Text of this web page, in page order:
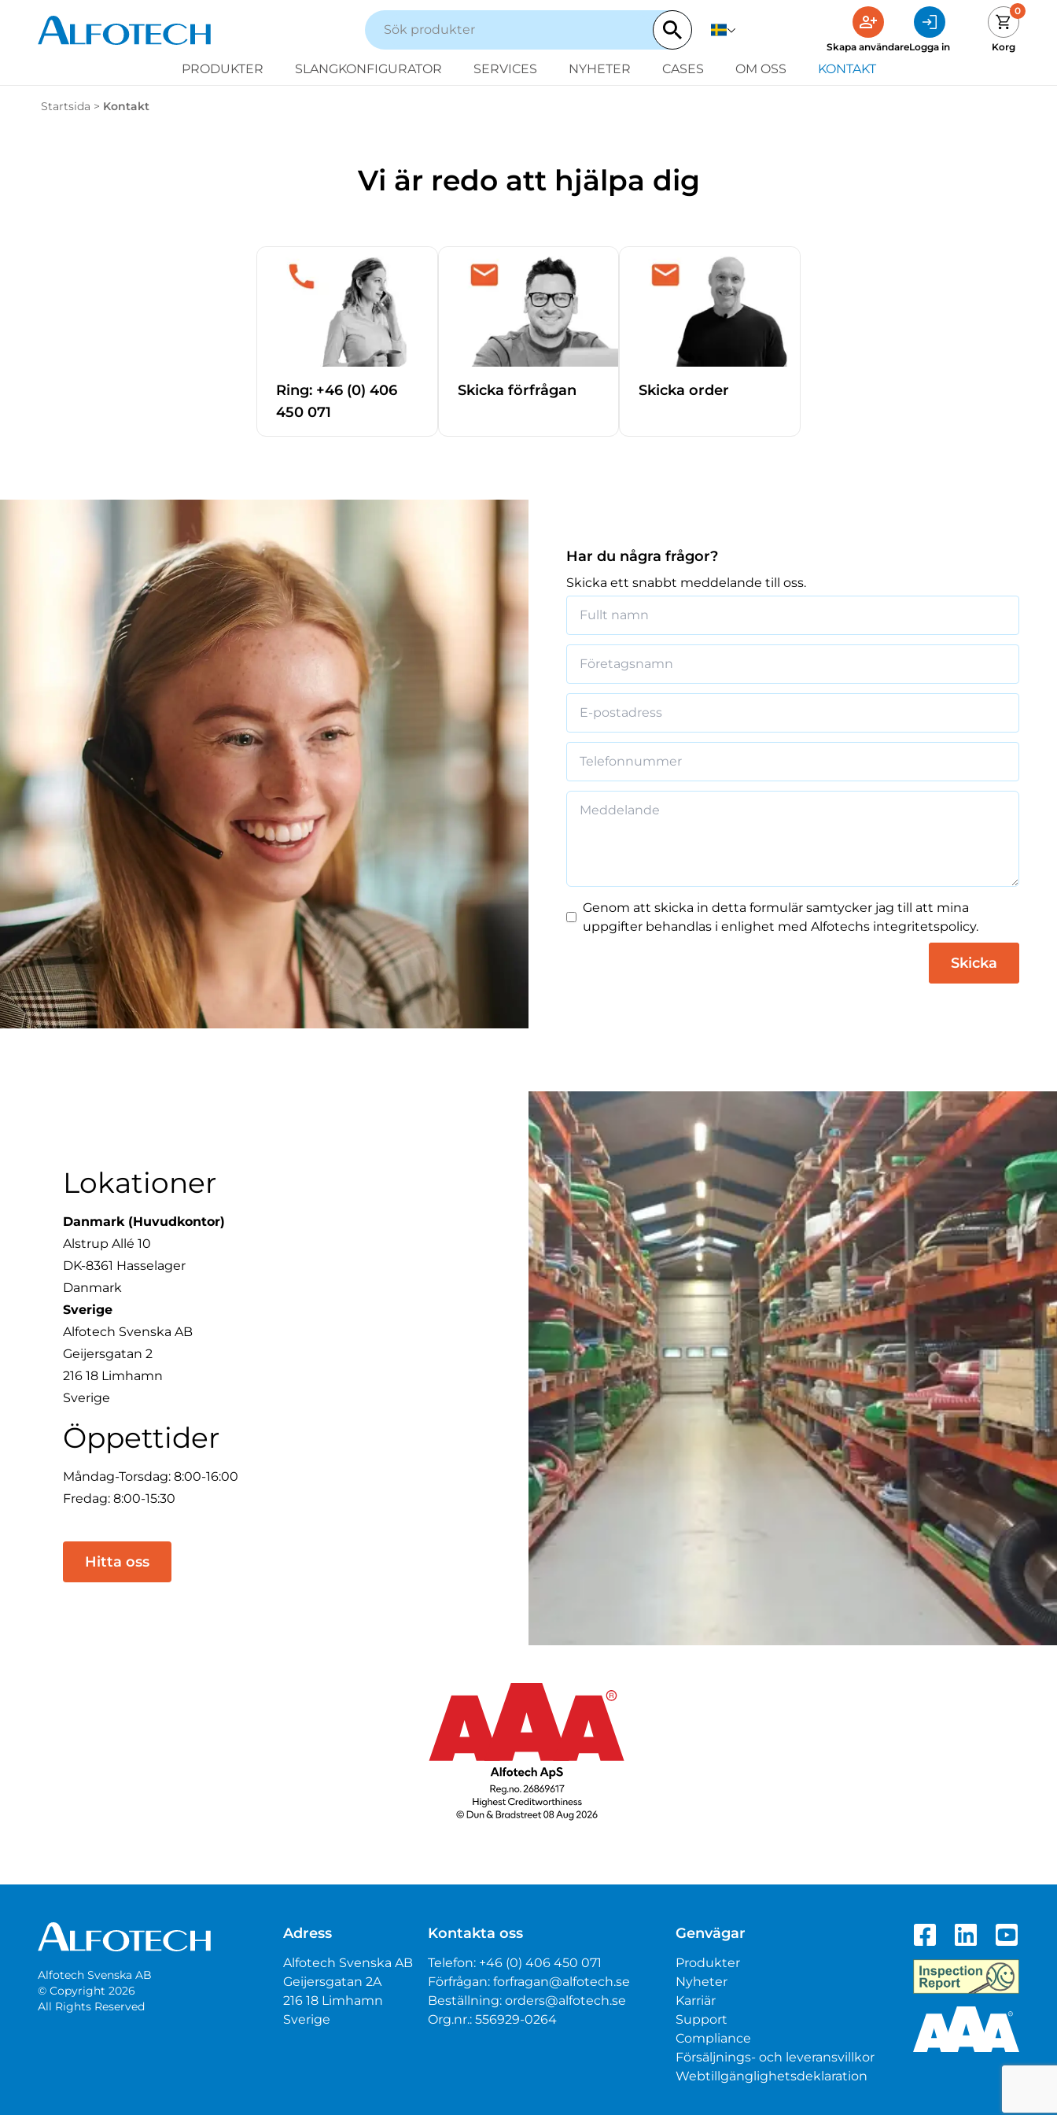
Skapa användareLogga in
0
Korg
PRODUKTER SLANGKONFIGURATOR SERVICES NYHETER CASES OM OSS KONTAKT
Startsida > Kontakt
Vi är redo att hjälpa dig
Ring: +46 (0) 406
450 071
Skicka förfrågan Skicka order
Har du några frågor?
Skicka ett snabbt meddelande till oss.
Genom att skicka in detta formulär samtycker jag till att mina
uppgifter behandlas i enlighet med Alfotechs integritetspolicy.
Skicka
Lokationer
Danmark (Huvudkontor)
Alstrup Allé 10
DK-8361 Hasselager
Danmark
Sverige
Alfotech Svenska AB
Geijersgatan 2
216 18 Limhamn
Sverige
Öppettider
Måndag-Torsdag: 8:00-16:00
Fredag: 8:00-15:30
Hitta oss
Alfotech Svenska AB
© Copyright 2026
All Rights Reserved
Adress
Alfotech Svenska AB
Geijersgatan 2A
216 18 Limhamn
Sverige
Kontakta oss
Telefon: +46 (0) 406 450 071
Förfrågan: forfragan@alfotech.se
Beställning: orders@alfotech.se
Org.nr.: 556929-0264
Genvägar
Produkter
Nyheter
Karriär
Support
Compliance
Försäljnings- och leveransvillkor
Webtillgänglighetsdeklaration